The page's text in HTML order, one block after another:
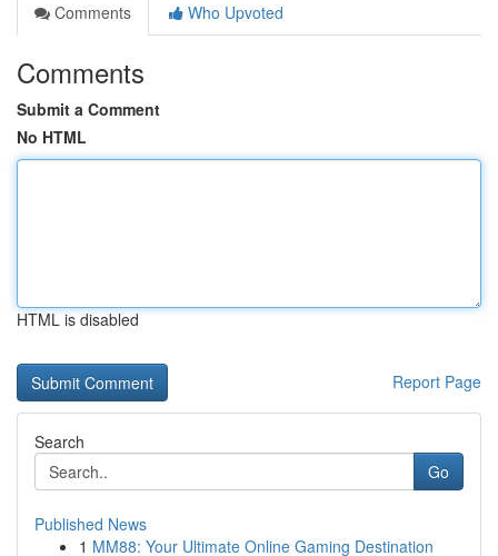
Comments
Who Upvoted
Comments
Submit a Comment
No HTML
HTML is disabled
Report Page
Search
Go
Published News
1 MM88: Your Ultimate Online Gaming Destination